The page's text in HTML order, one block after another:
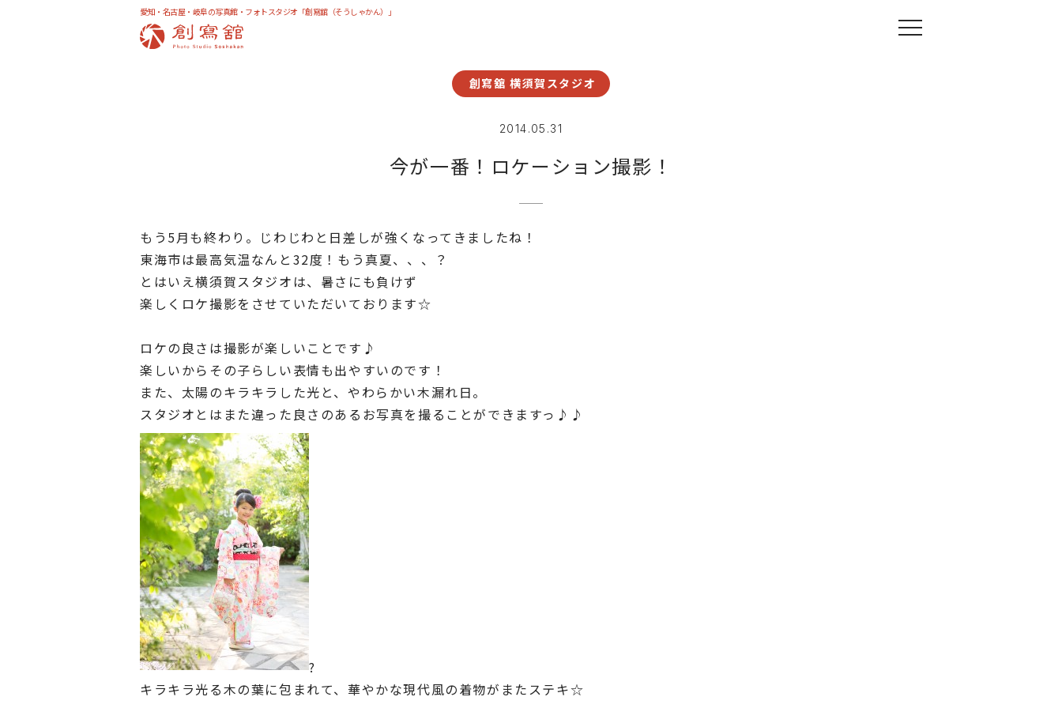
愛知・名古屋・岐阜の写真館・フォトスタジオ「創寫舘（そうしゃかん）」
創寫舘 横須賀スタジオ
2014.05.31
今が一番！ロケーション撮影！
もう5月も終わり。じわじわと日差しが強くなってきましたね！
東海市は最高気温なんと32度！もう真夏、、、？
とはいえ横須賀スタジオは、暑さにも負けず
楽しくロケ撮影をさせていただいております☆
ロケの良さは撮影が楽しいことです♪
楽しいからその子らしい表情も出やすいのです！
また、太陽のキラキラした光と、やわらかい木漏れ日。
スタジオとはまた違った良さのあるお写真を撮ることができますっ♪♪
?
キラキラ光る木の葉に包まれて、華やかな現代風の着物がまたステキ☆